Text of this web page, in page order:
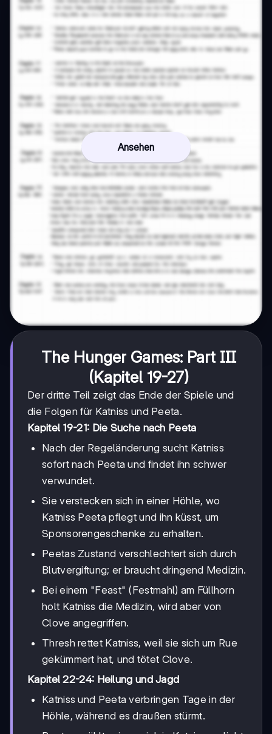
Ansehen
The Hunger Games: Part III
(Kapitel 19-27)
Der dritte Teil zeigt das Ende der Spiele und
die Folgen für Katniss und Peeta.
Kapitel 19-21: Die Suche nach Peeta
Nach der Regeländerung sucht Katniss
sofort nach Peeta und findet ihn schwer
verwundet.
Sie verstecken sich in einer Höhle, wo
Katniss Peeta pflegt und ihn küsst, um
Sponsorengeschenke zu erhalten.
Peetas Zustand verschlechtert sich durch
Blutvergiftung; er braucht dringend Medizin.
Bei einem "Feast" (Festmahl) am Füllhorn
holt Katniss die Medizin, wird aber von
Clove angegriffen.
Thresh rettet Katniss, weil sie sich um Rue
gekümmert hat, und tötet Clove.
Kapitel 22-24: Heilung und Jagd
Katniss und Peeta verbringen Tage in der
Höhle, während es draußen stürmt.